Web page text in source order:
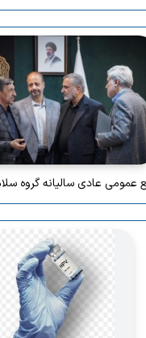
عمومی عادی سالیانه گروه